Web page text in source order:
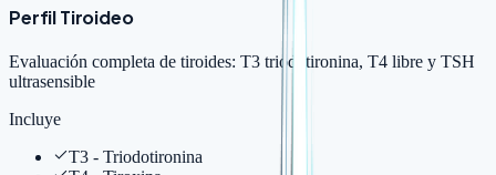
Perfil Tiroideo
Evaluación completa de tiroides: T3 triodotironina, T4 libre y TSH
ultrasensible
Incluye
T3 - Triodotironina